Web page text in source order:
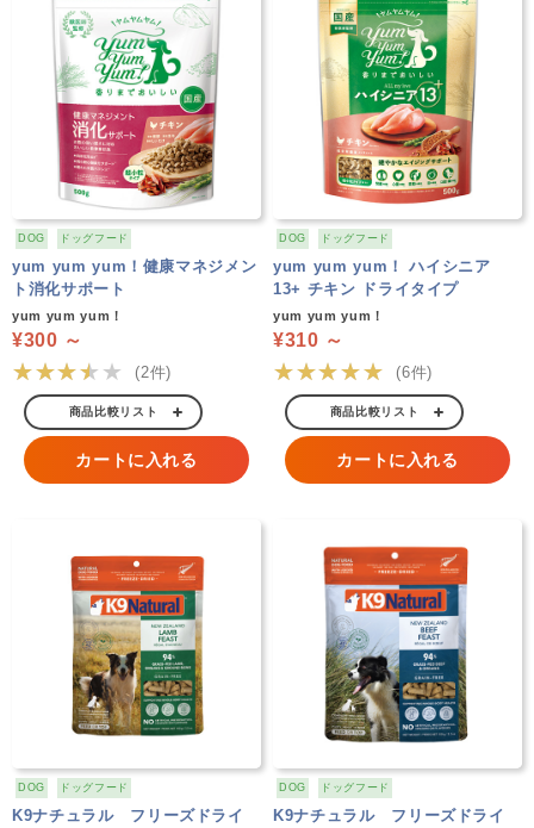
DOG ドッグフード
yum yum yum！健康マネジメン
ト消化サポート
yum yum yum！
¥300 ～
★★★★★ (2件)
商品比較リスト
カートに入れる
DOG ドッグフード
yum yum yum！ ハイシニア
13+ チキン ドライタイプ
yum yum yum！
¥310 ～
★★★★★ (6件)
商品比較リスト
カートに入れる
DOG ドッグフード
K9ナチュラル フリーズドライ
DOG ドッグフード
K9ナチュラル フリーズドライ